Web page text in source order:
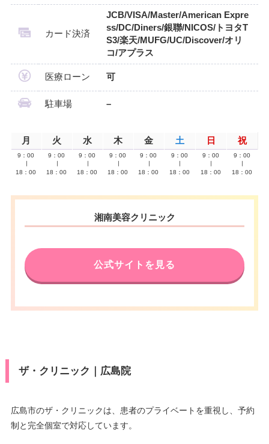
カード決済
JCB/VISA/Master/American Expre
ss/DC/Diners/銀聯/NICOS/トヨタT
S3/楽天/MUFG/UC/Discover/オリ
コ/アプラス
医療ローン 可
駐車場 –
月 火 水 木 金 土 日 祝
9：00
18：00
9：00
18：00
9：00
18：00
9：00
18：00
9：00
18：00
9：00
18：00
9：00
18：00
9：00
18：00
湘南美容クリニック
公式サイトを見る
ザ・クリニック｜広島院
広島市のザ・クリニックは、患者のプライベートを重視し、予約
制と完全個室で対応しています。